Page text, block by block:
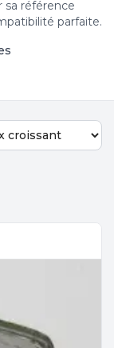
sa référence
parfaite.